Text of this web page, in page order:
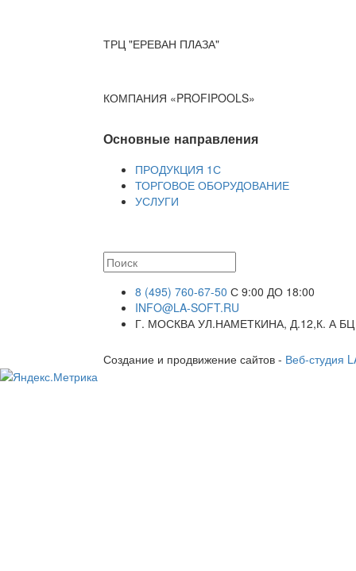
ТРЦ "ЕРЕВАН ПЛАЗА"
КОМПАНИЯ «PROFIPOOLS»
Основные направления
ПРОДУКЦИЯ 1С
ТОРГОВОЕ ОБОРУДОВАНИЕ
УСЛУГИ
8 (495) 760-67-50 С 9:00 ДО 18:00
INFO@LA-SOFT.RU
Г. МОСКВА УЛ.НАМЕТКИНА, Д.12,К. А
Создание и продвижение сайтов - Веб-студия